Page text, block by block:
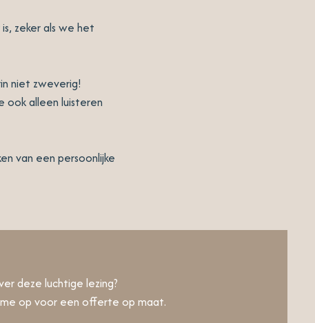
zeker als we het
niet zweverig!
ook alleen luisteren
van een persoonlijke
deze luchtige lezing?
op voor een offerte op maat.